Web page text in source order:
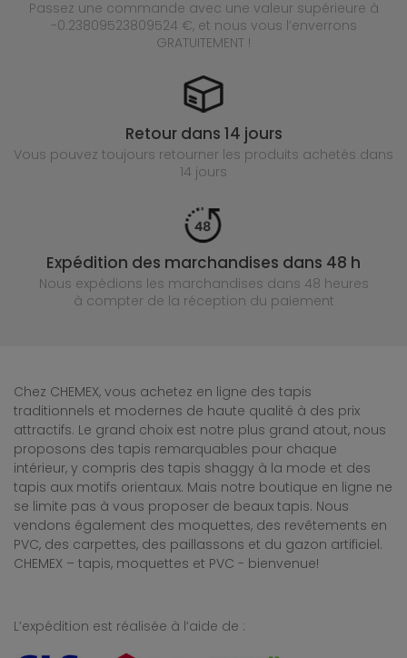
Passez une commande avec une valeur supérieure à
-0.23809523809524 €, et nous vous l’enverrons
GRATUITEMENT !
Retour dans 14 jours
Vous pouvez toujours retourner les produits achetés dans
14 jours
Expédition des marchandises dans 48 h
Nous expédions les marchandises dans 48 heures
à compter de la réception du paiement
Chez CHEMEX, vous achetez en ligne des tapis
traditionnels et modernes de haute qualité à des prix
attractifs. Le grand choix est notre plus grand atout, nous
proposons des tapis remarquables pour chaque
intérieur, y compris des tapis shaggy à la mode et des
tapis aux motifs orientaux. Mais notre boutique en ligne ne
se limite pas à vous proposer de beaux tapis. Nous
vendons également des moquettes, des revêtements en
PVC, des carpettes, des paillassons et du gazon artificiel.
CHEMEX – tapis, moquettes et PVC - bienvenue!
L’expédition est réalisée à l’aide de :